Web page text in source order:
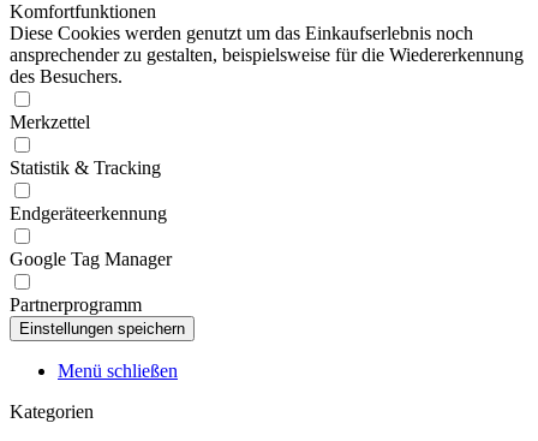
Komfortfunktionen
Diese Cookies werden genutzt um das Einkaufserlebnis noch
ansprechender zu gestalten, beispielsweise für die Wiedererkennung
des Besuchers.
Merkzettel
Statistik & Tracking
Endgeräteerkennung
Google Tag Manager
Partnerprogramm
Menü schließen
Kategorien